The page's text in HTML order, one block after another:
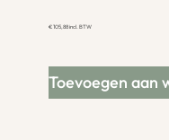
€105,88incl. BTW
Toevoegen aan